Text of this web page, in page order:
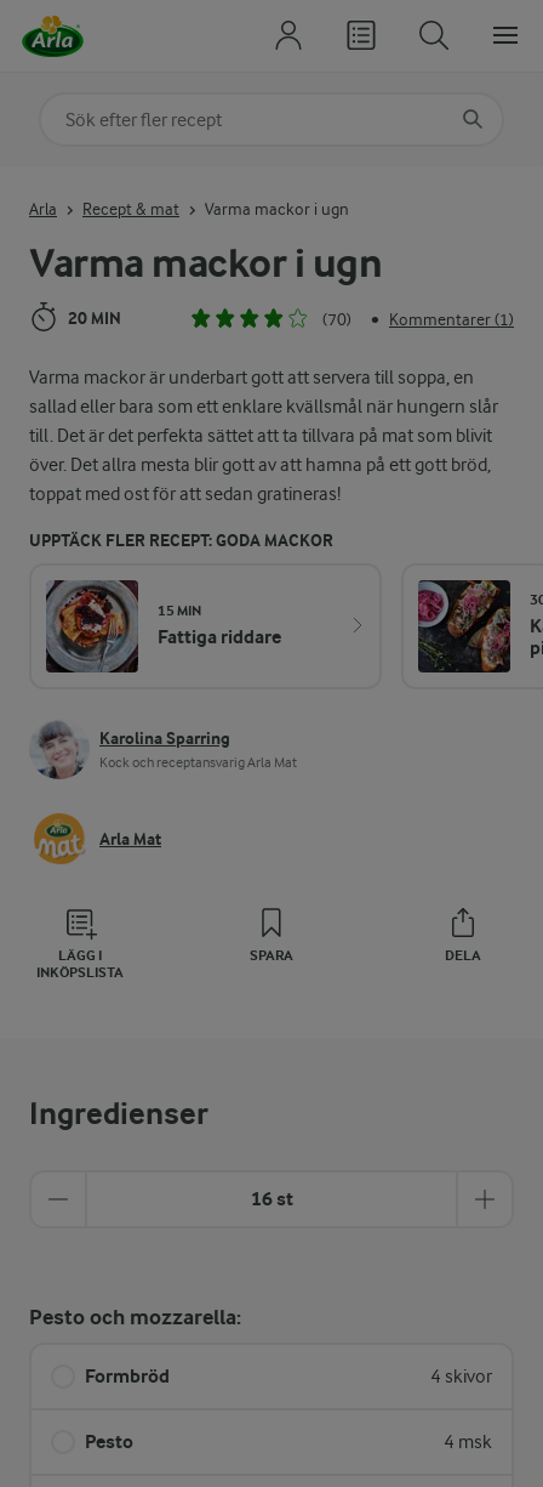
Varma mackor i ugn
20 MIN (70) • Kommentarer (1)
Varma mackor är underbart gott att servera till soppa, en
sallad eller bara som ett enklare kvällsmål när hungern slår
till. Det är det perfekta sättet att ta tillvara på mat som blivit
över. Det allra mesta blir gott av att hamna på ett gott bröd,
toppat med ost för att sedan gratineras!
UPPTÄCK FLER RECEPT: GODA MACKOR
15 MIN
Fattiga riddare
Karolina Sparring
Kock och receptansvarig Arla Mat
Arla Mat
LÄGG I
INKÖPSLISTA
SPARA DELA
Arla Recept & mat Varma mackor i ugn
Ingredienser
16 st
Pesto och mozzarella:
Formbröd 4 skivor
Pesto 4 msk
Sök på kategori eller ingrediens